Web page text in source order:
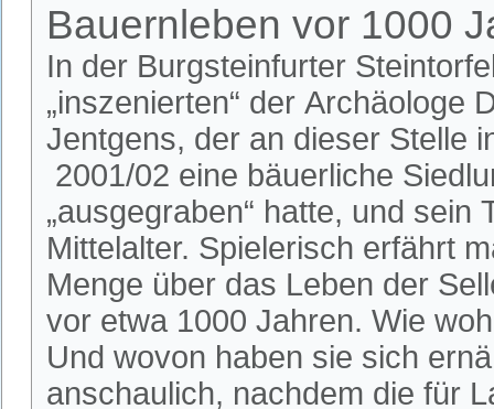
Bauernleben vor 1000
In der Burgsteinfurter
„inszenierten“ der Archäologe
Jentgens, der an dieser Stelle
2001/02 eine bäuerliche
„ausgegraben“ hatte, und sein
Mittelalter. Spielerisch erfährt
Menge über das Leben der
vor etwa 1000 Jahren. Wie
Und wovon haben sie sich
anschaulich, nachdem die für